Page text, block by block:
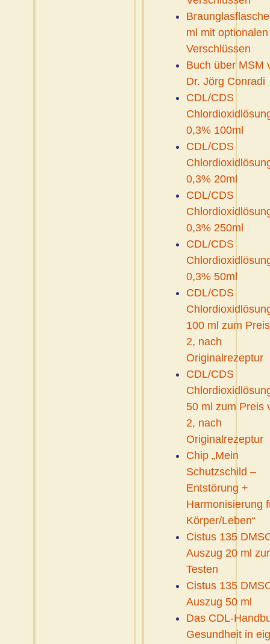
ml mit optionalen
Verschlüssen
Buch über MSM
Dr. Jörg Conradi
CDL/CDS
0,3% 100ml
CDL/CDS
0,3% 20ml
CDL/CDS
0,3% 250ml
CDL/CDS
0,3% 50ml
CDL/CDS
100 ml zum
2, nach
Originalrezeptur
CDL/CDS
50 ml zum Preis
2, nach
Originalrezeptur
Chip „Mein
Schutzschild –
Entstörung +
Harmonisierung
Körper/Leben“
Cistus 135
Auszug 20 ml
Testen
Cistus 135
Auszug 50 ml
Das CDL-
Gesundheit in